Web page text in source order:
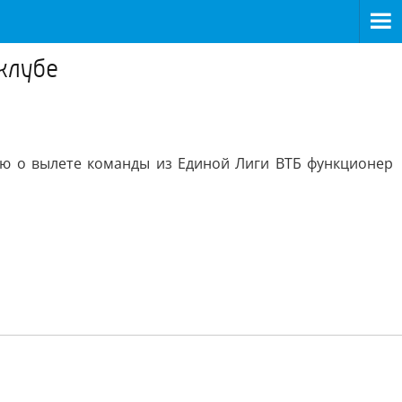
о вылете команды из Единой Лиги ВТБ функционер